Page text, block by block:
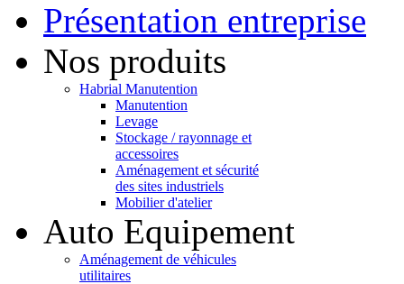
Présentation entreprise
Nos produits
Habrial Manutention
Manutention
Levage
Stockage / rayonnage et
accessoires
Aménagement et sécurité
des sites industriels
Mobilier d'atelier
Auto Equipement
Aménagement de véhicules
utilitaires